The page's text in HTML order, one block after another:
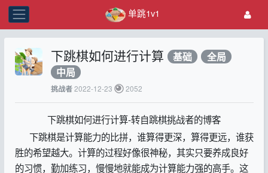
单跳1v1
下跳棋如何进行计算 基础
全局
中局
挑战者 2022-12-23 2052
下跳棋如何进行计算-转自跳棋挑战者的博客
下跳棋是计算能力的比拼，谁算得更深，算得更远，谁获
胜的希望越大。计算的过程好像很神秘，其实只要养成良好
的习惯，勤加练习，慢慢地就能成为计算能力强的高手。这